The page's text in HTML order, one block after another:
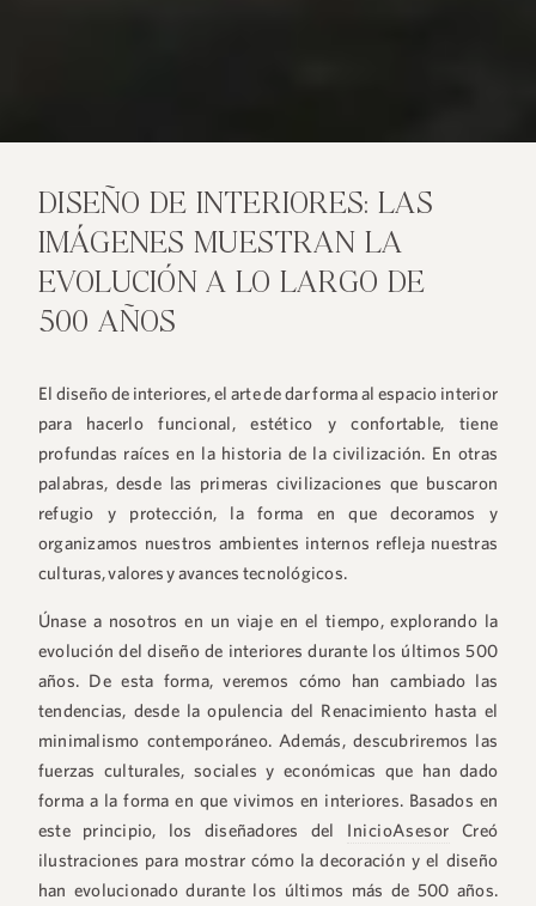
DISEÑO DE INTERIORES: LAS
IMÁGENES MUESTRAN LA
EVOLUCIÓN A LO LARGO DE
500 AÑOS
El diseño de interiores, el arte de dar forma al espacio interior
para hacerlo funcional, estético y confortable, tiene
profundas raíces en la historia de la civilización. En otras
palabras, desde las primeras civilizaciones que buscaron
refugio y protección, la forma en que decoramos y
organizamos nuestros ambientes internos refleja nuestras
culturas, valores y avances tecnológicos.
Únase a nosotros en un viaje en el tiempo, explorando la
evolución del diseño de interiores durante los últimos 500
años. De esta forma, veremos cómo han cambiado las
tendencias, desde la opulencia del Renacimiento hasta el
minimalismo contemporáneo. Además, descubriremos las
fuerzas culturales, sociales y económicas que han dado
forma a la forma en que vivimos en interiores. Basados en
este principio, los diseñadores del InicioAsesor Creó
ilustraciones para mostrar cómo la decoración y el diseño
han evolucionado durante los últimos más de 500 años.